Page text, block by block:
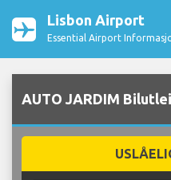
Lisbon Airport
Essential Airport
AUTO JARDIM